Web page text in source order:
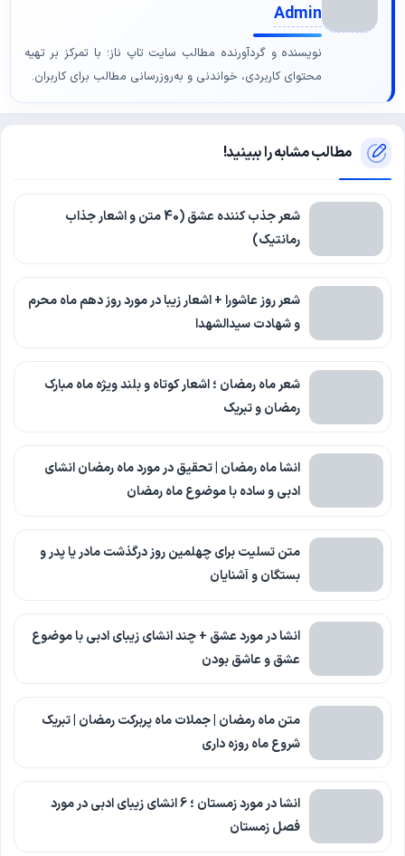
Admin
نویسنده و گردآورنده مطالب سایت تاپ ناز؛ با تمرکز بر تهیه
محتوای کاربردی، خواندنی و به‌روزرسانی مطالب برای کاربران.
مطالب مشابه را ببینید!
شعر جذب کننده عشق (40 متن و اشعار جذاب
رمانتیک)
شعر روز عاشورا + اشعار زیبا در مورد روز دهم ماه محرم
و شهادت سیدالشهدا
شعر ماه رمضان ؛ اشعار کوتاه و بلند ویژه ماه مبارک
رمضان و تبریک
انشا ماه رمضان | تحقیق در مورد ماه رمضان انشای
ادبی و ساده با موضوع ماه رمضان
متن تسلیت برای چهلمین روز درگذشت مادر یا پدر و
بستگان و آشنایان
انشا در مورد عشق + چند انشای زیبای ادبی با موضوع
عشق و عاشق بودن
متن ماه رمضان | جملات ماه پربرکت رمضان | تبریک
شروع ماه روزه داری
انشا در مورد زمستان ؛ 6 انشای زیبای ادبی در مورد
فصل زمستان